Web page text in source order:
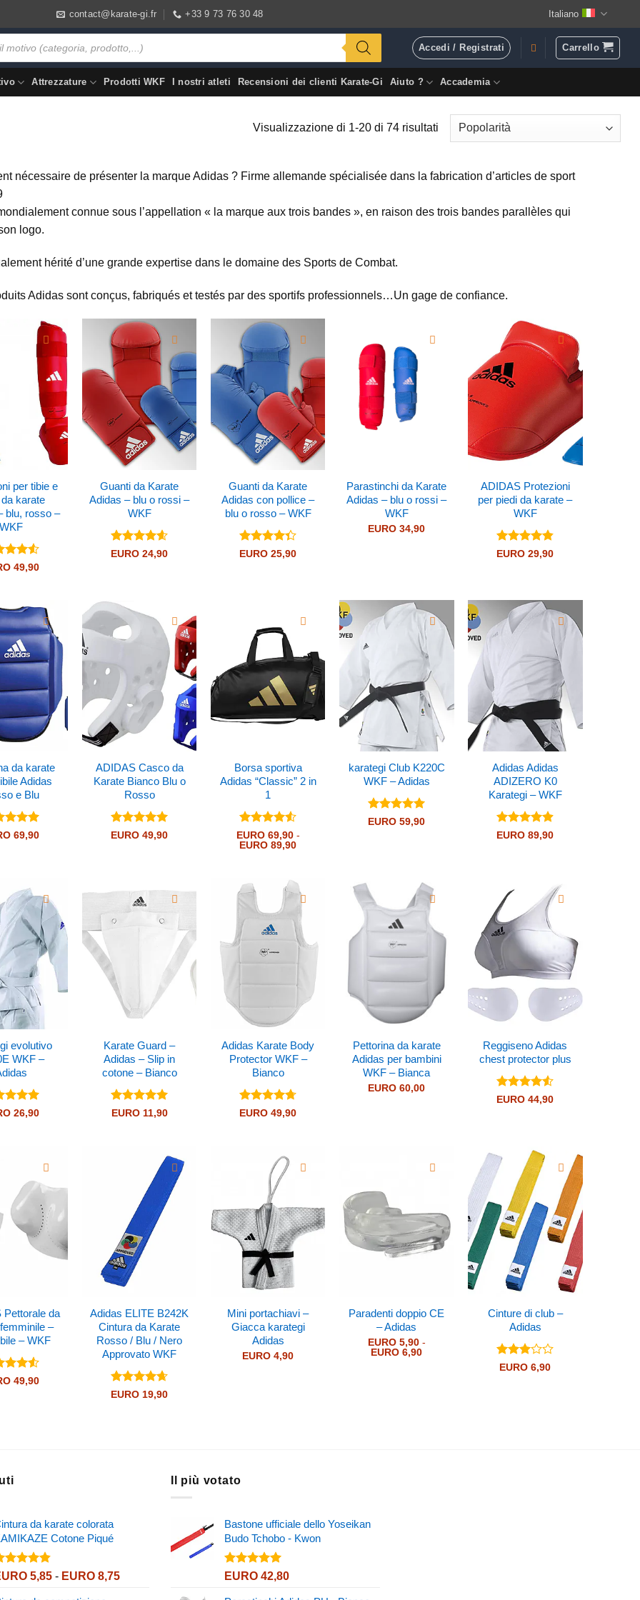
contact@karate-gi.fr +33 9 73 76 30 48 Italiano
Accedi / Registrati Carrello
Attrezzature Prodotti WKF I nostri atleti Recensioni dei clienti Karate-Gi Aiuto ? Accademia
Visualizzazione di 1-20 di 74 risultatiPopolarità
nécessaire de présenter la marque Adidas ? Firme allemande spécialisée dans la fabrication d’articles de sport
connue sous l’appellation « la marque aux trois bandes », en raison des trois bandes parallèles qui
logo.
hérité d’une grande expertise dans le domaine des Sports de Combat.
Adidas sont conçus, fabriqués et testés par des sportifs professionnels…Un gage de confiance.
per tibie e
karate
blu, rosso –
WKF
49,90
Guanti da Karate
Adidas – blu o rossi –
WKF
Valutato
EURO 24,90
Guanti da Karate
Adidas con pollice –
blu o rosso – WKF
Valutato
EURO 25,90
Parastinchi da Karate
Adidas – blu o rossi –
WKF
EURO 34,90
ADIDAS Protezioni
per piedi da karate –
WKF
Valutato
EURO 29,90
da karate
Adidas
e Blu
5
69,90
ADIDAS Casco da
Karate Bianco Blu o
Rosso
Valutato5
EURO 49,90
Borsa sportiva
Adidas “Classic” 2 in
1
Valutato
4.55su 5
EURO69,90 -
EURO 89,90Fascia
EURO 69,90
a
EURO 89,90
karategi Club K220C
WKF – Adidas
Valutato5
EURO 59,90
Adidas Adidas
ADIZERO K0
Karategi – WKF
Valutato
EURO 89,90
evolutivo
WKF –
5
26,90
Karate Guard –
Adidas – Slip in
cotone – Bianco
Valutato 5
EURO11,90
Adidas Karate Body
Protector WKF –
Bianco
Valutato
EURO 49,90
Pettorina da karate
Adidas per bambini
WKF – Bianca
EURO 60,00
Reggiseno Adidas
chest protector plus
Valutato
EURO 44,90
Pettorale da
–
– WKF
49,90
Adidas ELITE B242K
Cintura da Karate
Rosso / Blu / Nero
Approvato WKF
Valutato
EURO 19,90
Mini portachiavi –
Giacca karategi
Adidas
EURO 4,90
Paradenti doppio CE
– Adidas
EURO5,90 -
EURO 6,90Fascia
Cinture di club –
Adidas
Valutato
EURO 6,90
da karate colorata
Cotone Piqué
5,85 - EURO 8,75Fascia
Il più votato
Bastone ufficiale dello Yoseikan
Budo Tchobo - Kwon
Valutato
EURO 42,80